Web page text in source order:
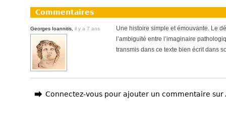
Commentaires
Georges Ioannitis, il y a 7 ans
Une histoire simple et émouvante. Le
l’ambiguïté entre l’imaginaire
transmis dans ce texte bien écrit dans
Connectez-vous pour ajouter un commentaire sur